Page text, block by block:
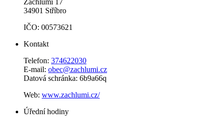
34901 Stříbro
IČO: 00573621
Kontakt
Telefon: 374622030
E-mail: obec@zachlumi.cz
Datová schránka: 6b9a66q
Web: www.zachlumi.cz/
Úřední hodiny